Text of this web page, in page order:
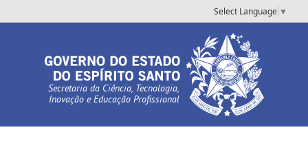
Select Language ▼
Secretaria da Ciência, Tecnologia,
Inovação e Educação Profissional